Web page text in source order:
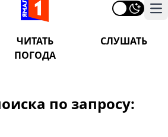
ЧИТАТЬ
СЛУШАТЬ
ПОГОДА
по запросу: